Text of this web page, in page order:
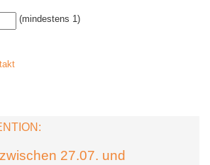
(mindestens 1)
27.07. und